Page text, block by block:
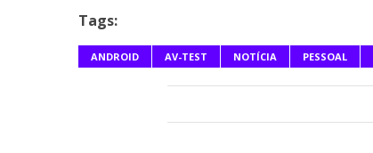
Tags:
ANDROID AV-TEST NOTÍCIA PESSOAL